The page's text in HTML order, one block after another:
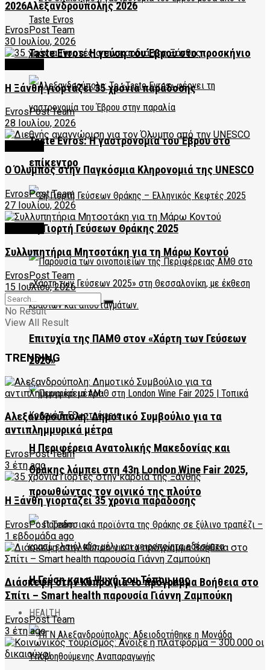
Taste Evros: Η γεύση του Έβρου στο προσκήνιο
Taste Evros: Η γαστρονομία του Έβρου στο
επίκεντρο
2η Γιορτή Γεύσεων Θράκης 2025
Επιτυχία της ΠΑΜΘ στον «Χάρτη των Γεύσεων
2025»
Η Περιφέρεια Ανατολικής Μακεδονίας και
Θράκης λάμπει στη 43η London Wine Fair 2025,
προωθώντας τον οινικό της πλούτο
Η Γεύση και η Ψυχή του Τόπου μας
HEALTH
2026Αλεξανδρούπολης 2026
EvrosPost Team
30 Ιουλίου, 2026
Η Ξάνθη γιορτάζει 35 χρόνια παράδοσης
EvrosPost Team
28 Ιουλίου, 2026
Ο Όλυμπος στην Παγκόσμια Κληρονομιά της UNESCO
EvrosPost Team
27 Ιουλίου, 2026
Συλλυπητήρια Μητσοτάκη για τη Μάρω Κοντού
EvrosPost Team
15 Ιουλίου, 2026
No Result
View All Result
TRENDING
Αλεξανδρούπολη: Δημοτικό Συμβούλιο για τα
αντιπλημμυρικά μέτρα
EvrosPost Team
3 έτη ago
Η Ξάνθη γιορτάζει 35 χρόνια παράδοσης
EvrosPost Team
1 εβδομάδα ago
Διάσκεψη στην Κύπρο για το πρόγραμμα Βοήθεια στο
Σπίτι – Smart health παρουσία Γιάννη Ζαμπούκη
EvrosPost Team
3 έτη ago